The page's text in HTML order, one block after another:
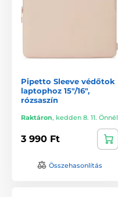
Pipetto Sleeve védőtok
laptophoz 15"/16",
rózsaszín
Raktáron, kedden 8. 11. Önnél
3 990 Ft
Összehasonlítás